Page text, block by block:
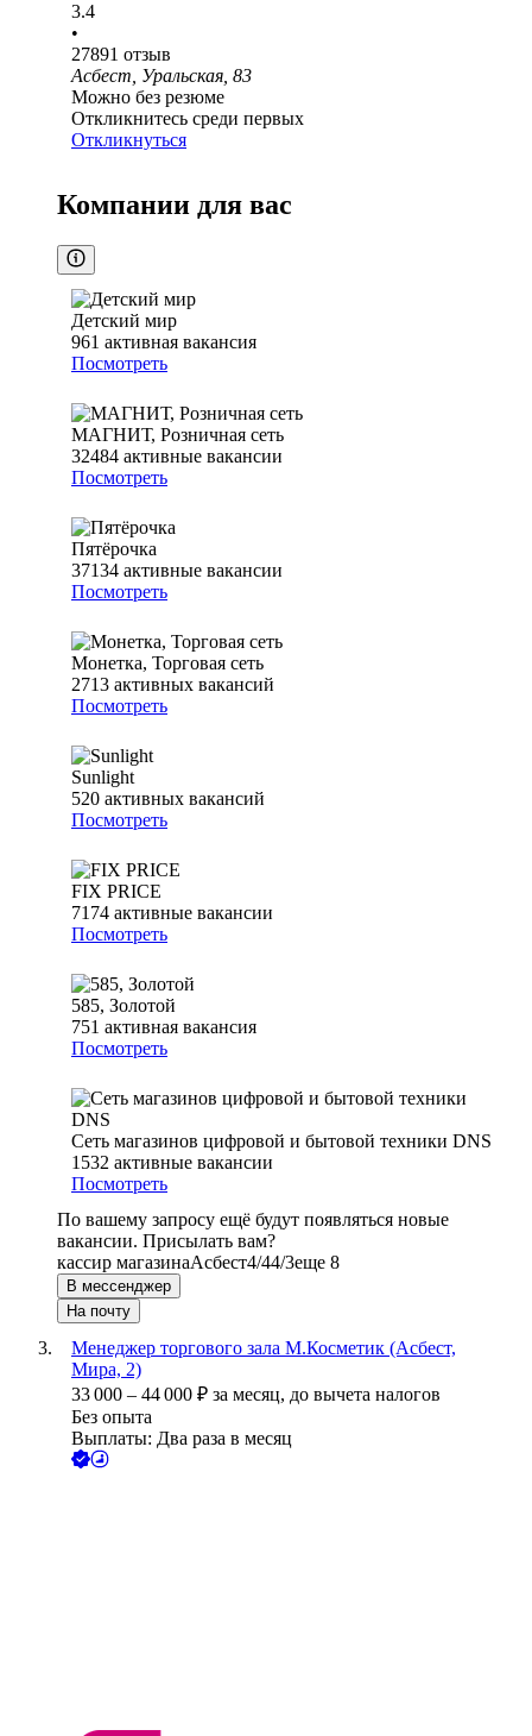
3.4
•
27891 отзыв
Асбест, Уральская, 83
Можно без резюме
Откликнитесь среди первых
Откликнуться
Компании для вас
Детский мир
961 активная вакансия
Посмотреть
МАГНИТ, Розничная сеть
32484 активные вакансии
Посмотреть
Пятёрочка
37134 активные вакансии
Посмотреть
Монетка, Торговая сеть
2713 активных вакансий
Посмотреть
Sunlight
520 активных вакансий
Посмотреть
FIX PRICE
7174 активные вакансии
Посмотреть
585, Золотой
751 активная вакансия
Посмотреть
Сеть магазинов цифровой и бытовой техники DNS
1532 активные вакансии
Посмотреть
По вашему запросу ещё будут появляться новые
вакансии. Присылать вам?
кассир магазинаАсбест4/44/3еще 8
В мессенджер
На почту
Менеджер торгового зала М.Косметик (Асбест,
Мира, 2)
33 000 – 44 000 ₽ за месяц, до вычета налогов
Без опыта
Выплаты: Два раза в месяц